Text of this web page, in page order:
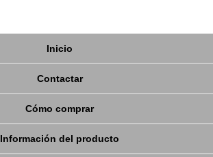
Inicio
Contactar
Cómo comprar
Información del producto